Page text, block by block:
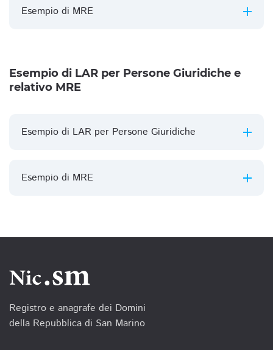
Esempio di MRE
Esempio di LAR per Persone Giuridiche e
relativo MRE
Esempio di LAR per Persone Giuridiche
Esempio di MRE
Registro e anagrafe dei Domini
della Repubblica di San Marino